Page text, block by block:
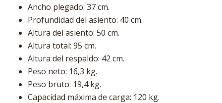
Ancho plegado: 37 cm.
Profundidad del asiento: 40 cm.
Altura del asiento: 50 cm.
Altura total: 95 cm.
Altura del respaldo: 42 cm.
Peso neto: 16,3 kg.
Peso bruto: 19,4 kg.
Capacidad máxima de carga: 120 kg.